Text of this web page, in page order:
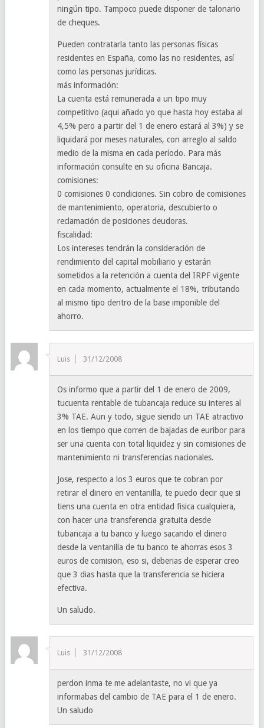
ningún tipo. Tampoco puede disponer de talonario
de cheques.
Pueden contratarla tanto las personas físicas
residentes en España, como las no residentes, así
como las personas jurídicas.
más información:
La cuenta está remunerada a un tipo muy
competitivo (aqui añado yo que hasta hoy estaba al
4,5% pero a partir del 1 de enero estará al 3%) y se
liquidará por meses naturales, con arreglo al saldo
medio de la misma en cada período. Para más
información consulte en su oficina Bancaja.
comisiones:
0 comisiones 0 condiciones. Sin cobro de comisiones
de mantenimiento, operatoria, descubierto o
reclamación de posiciones deudoras.
fiscalidad:
Los intereses tendrán la consideración de
rendimiento del capital mobiliario y estarán
sometidos a la retención a cuenta del IRPF vigente
en cada momento, actualmente el 18%, tributando
al mismo tipo dentro de la base imponible del
ahorro.
Luis 31/12/2008
Os informo que a partir del 1 de enero de 2009,
tucuenta rentable de tubancaja reduce su interes al
3% TAE. Aun y todo, sigue siendo un TAE atractivo
en los tiempo que corren de bajadas de euribor para
ser una cuenta con total liquidez y sin comisiones de
mantenimiento ni transferencias nacionales.
Jose, respecto a los 3 euros que te cobran por
retirar el dinero en ventanilla, te puedo decir que si
tiens una cuenta en otra entidad fisica cualquiera,
con hacer una transferencia gratuita desde
tubancaja a tu banco y luego sacando el dinero
desde la ventanilla de tu banco te ahorras esos 3
euros de comision, eso si, deberias de esperar creo
que 3 dias hasta que la transferencia se hiciera
efectiva.
Un saludo.
Luis 31/12/2008
perdon inma te me adelantaste, no vi que ya
informabas del cambio de TAE para el 1 de enero.
Un saludo